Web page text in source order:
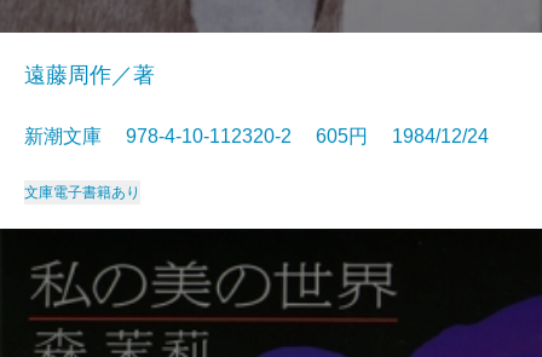
遠藤周作／著
新潮文庫 978-4-10-112320-2 605円 1984/12/24
文庫電子書籍あり